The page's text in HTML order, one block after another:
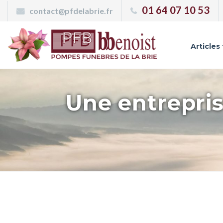
contact@pfdelabrie.fr 01 64 07 10 53
Articles
Une